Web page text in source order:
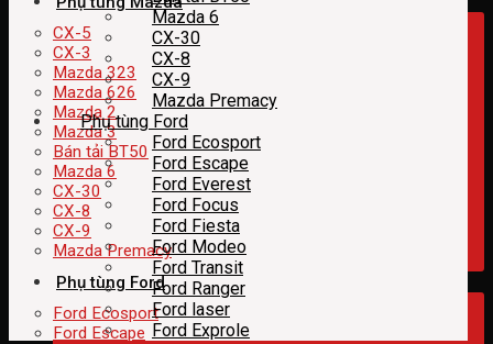
CX-5
CX-3
Mazda 323
Mazda 626
Mazda 2
Mazda 3
Bán tải BT50
Mazda 6
CX-30
CX-8
CX-9
Mazda Premacy
Phụ tùng Ford
Ford Ecosport
Ford Escape
Mazda 6
CX-30
CX-8
CX-9
Mazda Premacy
Phụ tùng Ford
Ford Ecosport
Ford Escape
Ford Everest
Ford Focus
Ford Fiesta
Ford Modeo
Ford Transit
Ford Ranger
Ford laser
Ford Exprole